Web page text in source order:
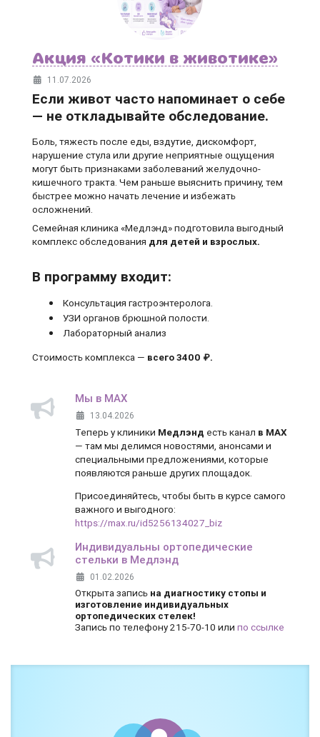
Акция «Котики в животике»
11.07.2026
Если живот часто напоминает о себе
— не откладывайте обследование.
Боль, тяжесть после еды, вздутие, дискомфорт,
нарушение стула или другие неприятные ощущения
могут быть признаками заболеваний желудочно-
кишечного тракта. Чем раньше выяснить причину, тем
быстрее можно начать лечение и избежать
осложнений.
Семейная клиника «Медлэнд» подготовила выгодный
комплекс обследования для детей и взрослых.
В программу входит:
Консультация гастроэнтеролога.
УЗИ органов брюшной полости.
Лабораторный анализ
Стоимость комплекса — всего 3400 ₽.
Мы в MAX
13.04.2026
Теперь у клиники Медлэнд есть канал в MAX
— там мы делимся новостями, анонсами и
специальными предложениями, которые
появляются раньше других площадок.
Присоединяйтесь, чтобы быть в курсе самого
важного и выгодного:
https://max.ru/id5256134027_biz
Индивидуальны ортопедические
стельки в Медлэнд
01.02.2026
Открыта запись на диагностику стопы и
изготовление индивидуальных
ортопедических стелек!
Запись по телефону 215-70-10 или по ссылке